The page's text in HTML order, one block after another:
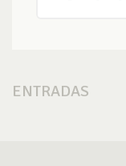
ENTRADAS